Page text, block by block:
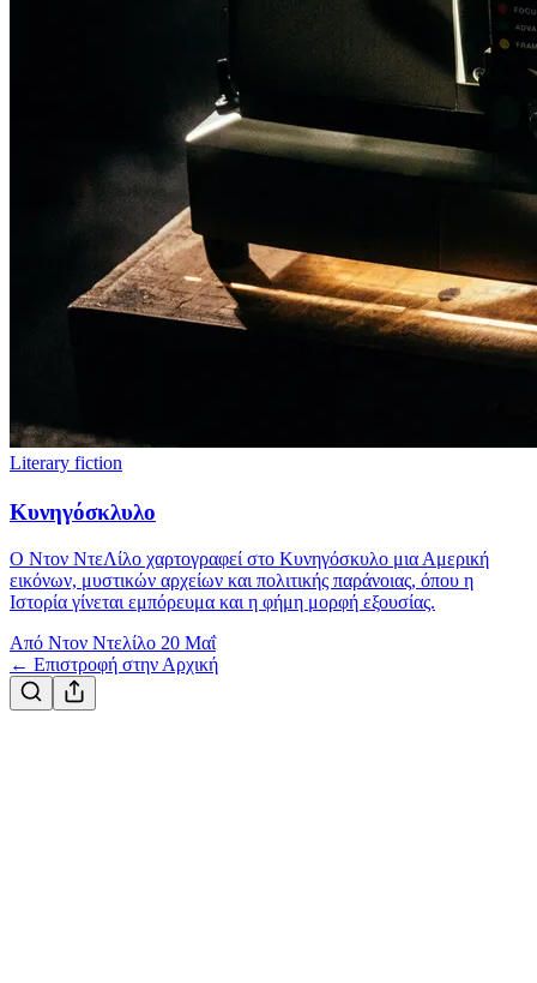
Literary fiction
Κυνηγόσκλυλο
Ο Ντον ΝτεΛίλο χαρτογραφεί στο Κυνηγόσκυλο μια Αμερική
εικόνων, μυστικών αρχείων και πολιτικής παράνοιας, όπου η
Ιστορία γίνεται εμπόρευμα και η φήμη μορφή εξουσίας.
Από Ντον Ντελίλο 20 Μαΐ
← Επιστροφή στην Αρχική